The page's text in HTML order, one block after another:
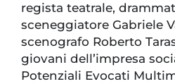
regista teatrale,
sceneggiatore Gabriele
scenografo Roberto
giovani dell’impresa
Potenziali Evocati